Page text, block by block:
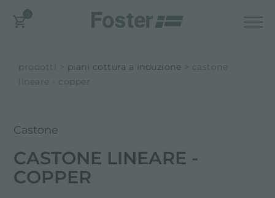
prodotti piani cottura a induzione
castone
lineare - copper
Castone
CASTONE LINEARE -
COPPER